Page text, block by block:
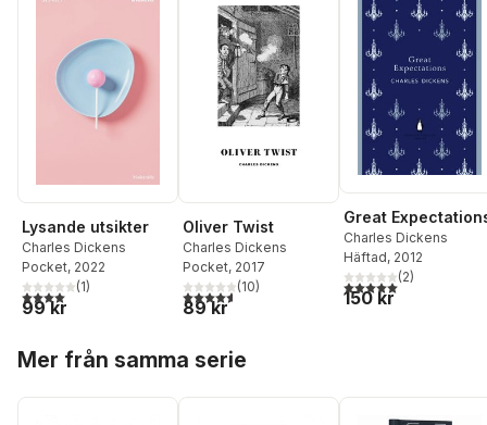
Lysande utsikter
Charles Dickens
Pocket, 2022
4,0utav 5 stjärnor. Totalt antal röster:
(1)
99 kr
Oliver Twist
Charles Dickens
Pocket, 2017
4,6utav 5 stjärnor. Totalt antal röster:
(10)
89 kr
Great
Charles Dickens
Häftad, 2012
5,0utav 5 stjärnor.
(2)
150 kr
Mer från samma serie